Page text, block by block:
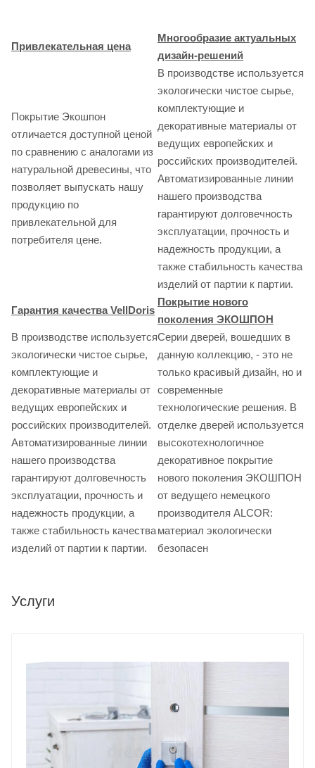
Привлекательная цена
Многообразие актуальных
дизайн-решений
Покрытие Экошпон
отличается доступной ценой
по сравнению с аналогами из
натуральной древесины, что
позволяет выпускать нашу
продукцию по
привлекательной для
потребителя цене.
В производстве используется
экологически чистое сырье,
комплектующие и
декоративные материалы от
ведущих европейских и
российских производителей.
Автоматизированные линии
нашего производства
гарантируют долговечность
эксплуатации, прочность и
надежность продукции, а
также стабильность качества
изделий от партии к партии.
Гарантия качества VellDoris
Покрытие нового
поколения ЭКОШПОН
В производстве используется
экологически чистое сырье,
комплектующие и
декоративные материалы от
ведущих европейских и
российских производителей.
Автоматизированные линии
нашего производства
гарантируют долговечность
эксплуатации, прочность и
надежность продукции, а
также стабильность качества
изделий от партии к партии.
Серии дверей, вошедших в
данную коллекцию, - это не
только красивый дизайн, но и
современные
технологические решения. В
отделке дверей используется
высокотехнологичное
декоративное покрытие
нового поколения ЭКОШПОН
от ведущего немецкого
производителя ALCOR:
материал экологически
безопасен
Услуги